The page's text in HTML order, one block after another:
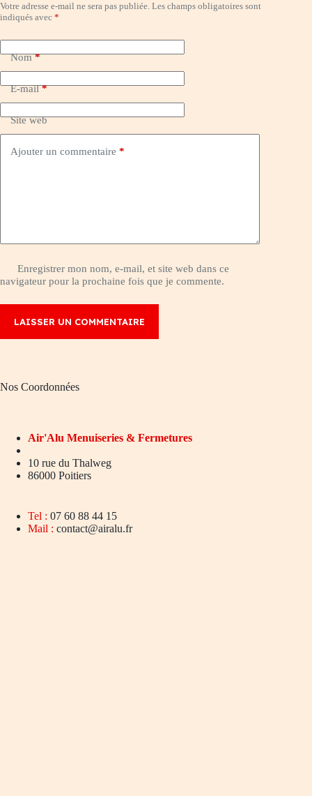
Votre adresse e-mail ne sera pas publiée. Les champs obligatoires sont
indiqués avec *
Nom*
E-mail*
Site web
Ajouter un commentaire *
Enregistrer mon nom, e-mail, et site web dans ce
navigateur pour la prochaine fois que je commente.
LAISSER UN COMMENTAIRE
Nos Coordonnées
Air'Alu Menuiseries & Fermetures
10 rue du Thalweg
86000 Poitiers
Tel : 07 60 88 44 15
Mail : contact@airalu.fr